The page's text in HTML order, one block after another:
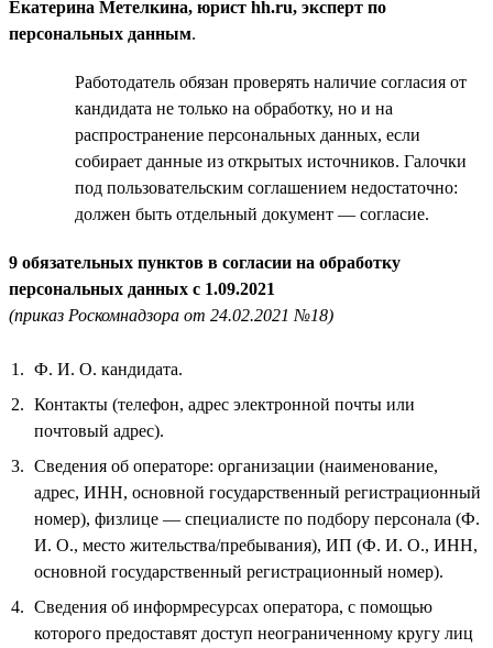
Екатерина Метелкина, юрист hh.ru, эксперт по
персональных данным.
Работодатель обязан проверять наличие согласия от
кандидата не только на обработку, но и на
распространение персональных данных, если
собирает данные из открытых источников. Галочки
под пользовательским соглашением недостаточно:
должен быть отдельный документ — согласие.
9 обязательных пунктов в согласии на обработку
персональных данных с 1.09.2021
(приказ Роскомнадзора от 24.02.2021 №18)
Ф. И. О. кандидата.
Контакты (телефон, адрес электронной почты или
почтовый адрес).
Сведения об операторе: организации (наименование,
адрес, ИНН, основной государственный регистрационный
номер), физлице — специалисте по подбору персонала (Ф.
И. О., место жительства/пребывания), ИП (Ф. И. О., ИНН,
основной государственный регистрационный номер).
Сведения об информресурсах оператора, с помощью
которого предоставят доступ неограниченному кругу лиц